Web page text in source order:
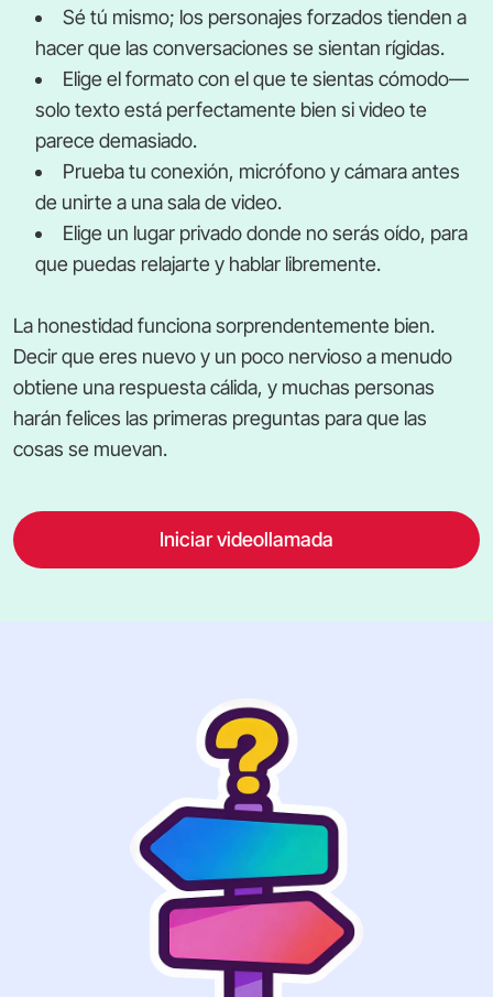
Sé tú mismo; los personajes forzados tienden a
hacer que las conversaciones se sientan rígidas.
Elige el formato con el que te sientas cómodo—
solo texto está perfectamente bien si video te
parece demasiado.
Prueba tu conexión, micrófono y cámara antes
de unirte a una sala de video.
Elige un lugar privado donde no serás oído, para
que puedas relajarte y hablar libremente.
La honestidad funciona sorprendentemente bien.
Decir que eres nuevo y un poco nervioso a menudo
obtiene una respuesta cálida, y muchas personas
harán felices las primeras preguntas para que las
cosas se muevan.
Iniciar videollamada